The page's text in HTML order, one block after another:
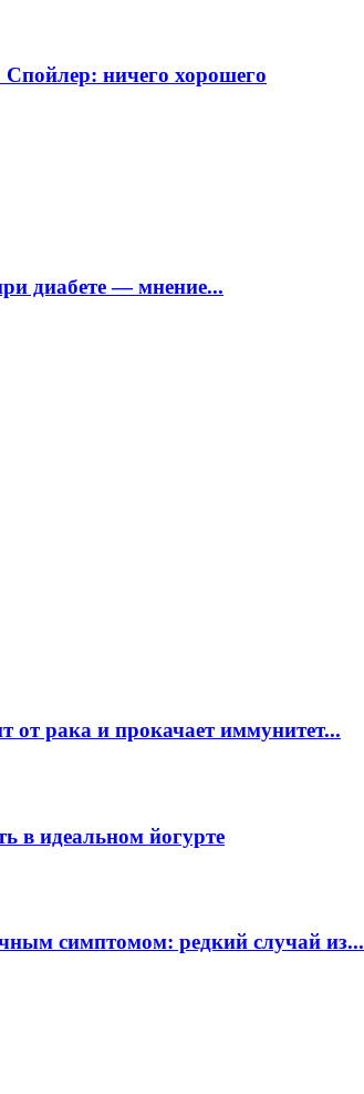
Спойлер: ничего хорошего
диабете — мнение...
рака и прокачает иммунитет...
в идеальном йогурте
симптомом: редкий случай из...